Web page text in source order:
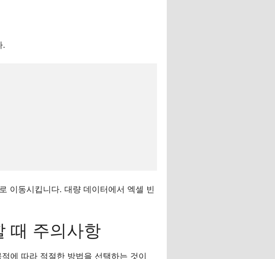
.
이동시킵니다. 대량 데이터에서 엑셀 빈
때 주의사항
에 따라 적절한 방법을 선택하는 것이